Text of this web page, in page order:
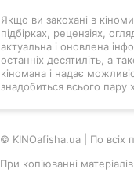
Якщо ви закохані в
підбірках, рецензіях,
актуальна і оновлена
останніх десятиліть, а
кіномана і надає
знадобиться всього пару
© KINOafisha.ua | По всіх
При копіюванні